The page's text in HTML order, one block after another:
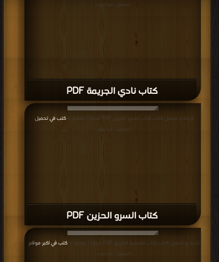
كتاب نادي الجريمة PDF
التحميل : مرة/مرات
كتاب السرو الحزين PDF
قراءة و تحميل كتاب كتاب السرو الحزين PDF مجانا | مكتبة > كتب في تحميل
التحميل : مرة/مرات
قراءة و تحميل كتاب كتاب التضحية الكبري PDF مجانا | مكتبة > كتب في اكبر موقع
التحميل : مرة/مرات